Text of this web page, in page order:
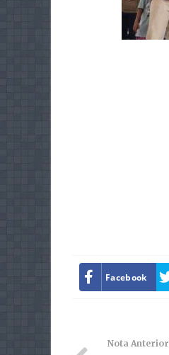
Facebook
Nota Anterior